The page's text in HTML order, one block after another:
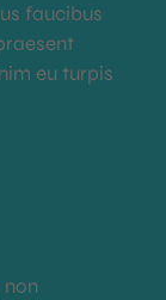
faucibus
eu turpis